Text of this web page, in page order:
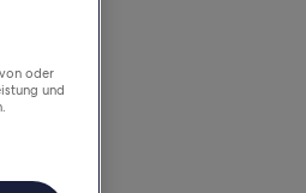
oder
und